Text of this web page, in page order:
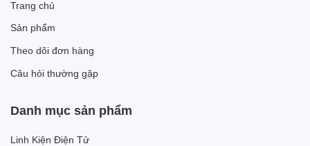
Trang chủ
Sản phẩm
Theo dõi đơn hàng
Câu hỏi thường gặp
Danh mục sản phẩm
Linh Kiện Điện Tử